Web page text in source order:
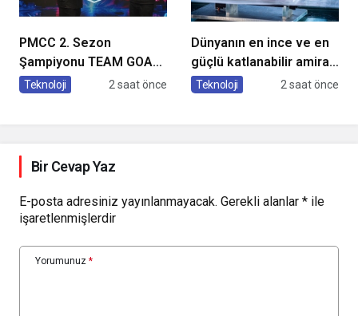
PMCC 2. Sezon
Şampiyonu TEAM GOAT
Oldu
Teknoloji 2 saat önce
Dünyanın en ince ve en
güçlü katlanabilir amiral
gemisi HONOR Magic V6
Teknoloji 2 saat önce
Bir Cevap Yaz
E-posta adresiniz yayınlanmayacak. Gerekli alanlar * ile
işaretlenmişlerdir
Yorumunuz *